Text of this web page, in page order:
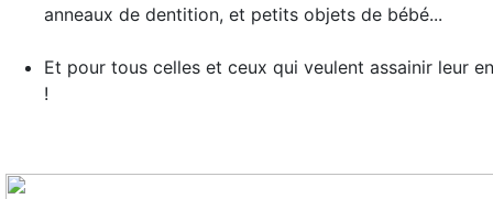
anneaux de dentition, et petits objets de bébé...
Et pour tous celles et ceux qui veulent assainir leur
!